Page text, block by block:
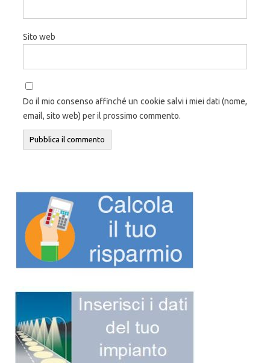
Sito web
Do il mio consenso affinché un cookie salvi i miei dati (nome,
email, sito web) per il prossimo commento.